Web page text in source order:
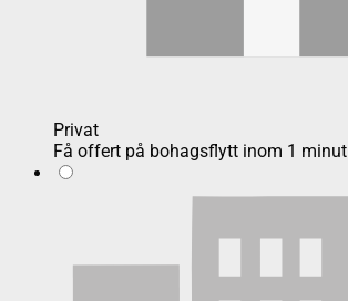
Privat
Få offert på bohagsflytt inom 1 minut